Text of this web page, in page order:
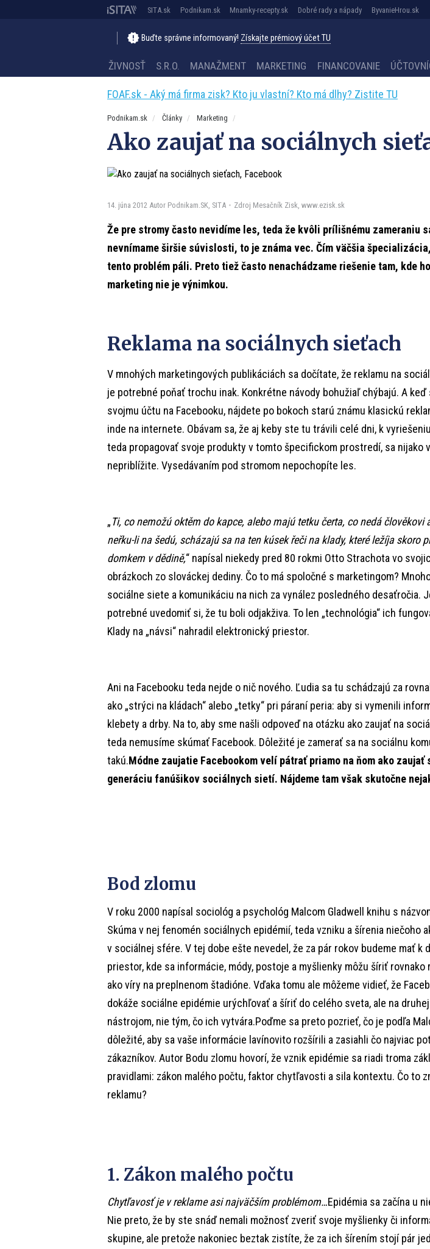
SITA.sk Podnikam.sk Mnamky-recepty.sk Dobré rady a nápady ByvanieHrou.sk
Buďte správne informovaný! Získajte prémiový účet TU
ŽIVNOSŤ S.R.O. MANAŽMENT MARKETING FINANCOVANIE
FOAF.sk - Aký má firma zisk? Kto ju vlastní? Kto má dlhy? Zistite TU
Podnikam.sk Články Marketing
Ako zaujať na sociálnych
14. júna 2012 Autor Podnikam.SK, SITA Zdroj Mesačník Zisk, www.ezisk.sk
Že pre stromy často nevidíme les, teda že kvôli prílišnému zameraniu
nevnímame širšie súvislosti, to je známa vec. Čím väčšia
tento problém páli. Preto tiež často nenachádzame riešenie tam, kde
marketing nie je výnimkou.
Reklama na sociálnych sieťach
V mnohých marketingových publikáciách sa dočítate, že reklamu na
je potrebné poňať trochu inak. Konkrétne návody bohužiaľ chýbajú. A
svojmu účtu na Facebooku, nájdete po bokoch starú známu klasickú
inde na internete. Obávam sa, že aj keby ste tu trávili celé dni, k
teda propagovať svoje produkty v tomto špecifickom prostredí, sa nijako
nepriblížite. Vysedávaním pod stromom nepochopíte les.
„Ti, co nemožú oktěm do kapce, alebo majú tetku čerta, co nedá člověkovi
neřku-li na šedú, scházajú sa na ten kúsek řeči na klady, které ležíja skoro
domkem v dědině,“ napísal niekedy pred 80 rokmi Otto Strachota vo
obrázkoch zo slováckej dediny. Čo to má spoločné s marketingom?
sociálne siete a komunikáciu na nich za vynález posledného desaťročia.
potrebné uvedomiť si, že tu boli odjakživa. To len „technológia“ ich
Klady na „návsi“ nahradil elektronický priestor.
Ani na Facebooku teda nejde o nič nového. Ľudia sa tu schádzajú za
ako „strýci na kládach“ alebo „tetky“ pri páraní peria: aby si vymenili
klebety a drby. Na to, aby sme našli odpoveď na otázku ako zaujať na
teda nemusíme skúmať Facebook. Dôležité je zamerať sa na sociálnu
takú.Módne zaujatie Facebookom velí pátrať priamo na ňom ako zaujať
generáciu fanúšikov sociálnych sietí. Nájdeme tam však skutočne
Bod zlomu
V roku 2000 napísal sociológ a psychológ Malcom Gladwell knihu s
Skúma v nej fenomén sociálnych epidémií, teda vzniku a šírenia niečoho
v sociálnej sfére. V tej dobe ešte nevedel, že za pár rokov budeme mať k
priestor, kde sa informácie, módy, postoje a myšlienky môžu šíriť rovnako
ako víry na preplnenom štadióne. Vďaka tomu ale môžeme vidieť, že
dokáže sociálne epidémie urýchľovať a šíriť do celého sveta, ale na
nástrojom, nie tým, čo ich vytvára.Poďme sa preto pozrieť, čo je podľa
dôležité, aby sa vaše informácie lavínovito rozšírili a zasiahli čo najviac
zákazníkov. Autor Bodu zlomu hovorí, že vznik epidémie sa riadi troma
pravidlami: zákon malého počtu, faktor chytľavosti a sila kontextu. Čo to
reklamu?
1. Zákon malého počtu
Chytľavosť je v reklame asi najväčším problémom…Epidémia sa začína u
Nie preto, že by ste snáď nemali možnosť zveriť svoje myšlienky či
skupine, ale pretože nakoniec beztak zistíte, že za ich šírením stojí pár